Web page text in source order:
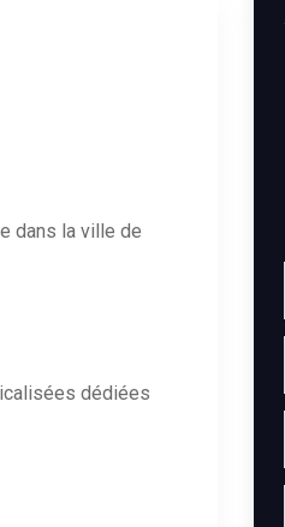
dans la ville de
dédiées